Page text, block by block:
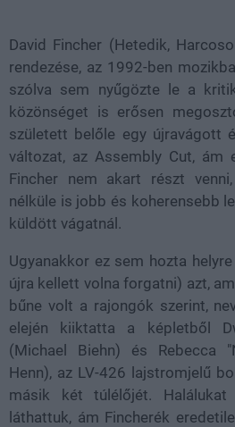
David Fincher (Hetedik,
rendezése, az 1992-ben
szólva sem nyűgözte le a
közönséget is erősen
született belőle egy újravágott
változat, az Assembly Cut, ám
Fincher nem akart részt
nélküle is jobb és koherensebb
küldött vágatnál.
Ugyanakkor ez sem hozta
újra kellett volna forgatni) azt,
bűne volt a rajongók szerint,
elején kiiktatta a képletből
(Michael Biehn) és Rebecca
Henn), az LV-426 lajstromjelű
másik két túlélőjét.
láthattuk, ám Fincherék